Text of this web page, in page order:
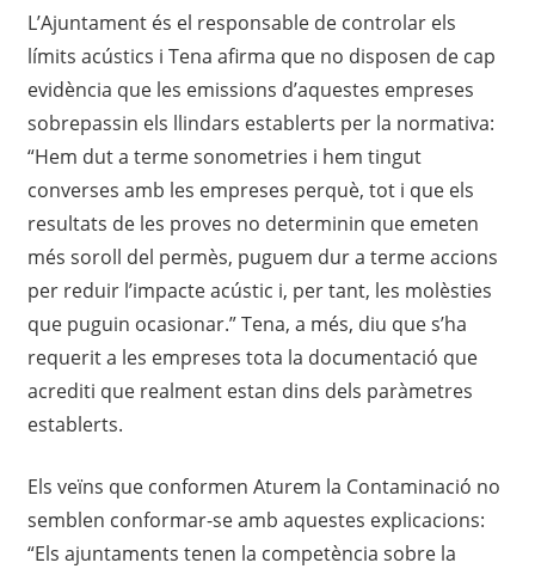
L’Ajuntament és el responsable de controlar els
límits acústics i Tena afirma que no disposen de cap
evidència que les emissions d’aquestes empreses
sobrepassin els llindars establerts per la normativa:
“Hem dut a terme sonometries i hem tingut
converses amb les empreses perquè, tot i que els
resultats de les proves no determinin que emeten
més soroll del permès, puguem dur a terme accions
per reduir l’impacte acústic i, per tant, les molèsties
que puguin ocasionar.” Tena, a més, diu que s’ha
requerit a les empreses tota la documentació que
acrediti que realment estan dins dels paràmetres
establerts.
Els veïns que conformen Aturem la Contaminació no
semblen conformar-se amb aquestes explicacions:
“Els ajuntaments tenen la competència sobre la